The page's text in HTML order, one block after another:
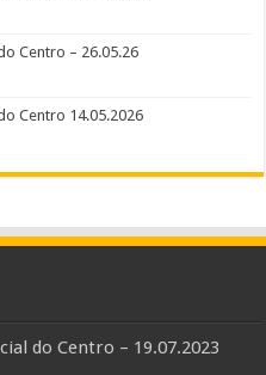
Centro – 26.05.26
Centro 14.05.2026
do Centro – 19.07.2023